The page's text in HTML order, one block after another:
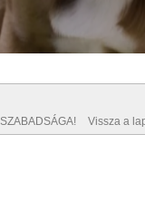
Vissza a